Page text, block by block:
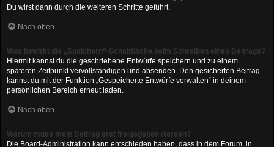
Du wirst dann durch die weiteren Schritte geführt.
Nach oben
Was bewirkt die „Speichern“-Schaltfläche beim Schreiben eines Beitrags?
Hiermit kannst du die geschriebene Entwürfe speichern und zu einem
späteren Zeitpunkt vervollständigen und absenden. Den gesicherten Beitrag
kannst du mit der Funktion „Gespeicherte Entwürfe verwalten“ in deinem
persönlichen Bereich erneut laden.
Nach oben
Warum muss mein Beitrag erst freigegeben werden?
Die Board-Administration kann entschieden haben, dass in dem Forum, in